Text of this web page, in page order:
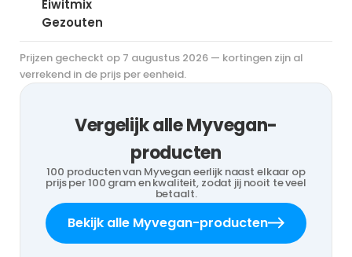
Eiwitmix
Gezouten
Prijzen gecheckt op 7 augustus 2026 — kortingen zijn al
verrekend in de prijs per eenheid.
Vergelijk alle Myvegan-
producten
100 producten van Myvegan eerlijk naast elkaar op
prijs per 100 gram en kwaliteit, zodat jij nooit te veel
betaalt.
Bekijk alle Myvegan-producten